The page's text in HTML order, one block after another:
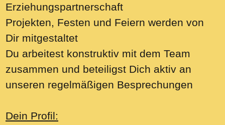
Erziehungspartnerschaft
Projekten, Festen und Feiern werden von
Dir mitgestaltet
Du arbeitest konstruktiv mit dem Team
zusammen und beteiligst Dich aktiv an
unseren regelmäßigen Besprechungen
Dein Profil: